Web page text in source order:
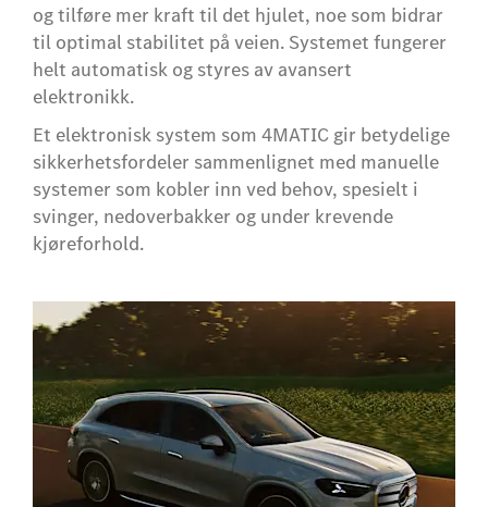
og tilføre mer kraft til det hjulet, noe som bidrar
til optimal stabilitet på veien. Systemet fungerer
helt automatisk og styres av avansert
elektronikk.
Et elektronisk system som 4MATIC gir betydelige
sikkerhetsfordeler sammenlignet med manuelle
systemer som kobler inn ved behov, spesielt i
svinger, nedoverbakker og under krevende
kjøreforhold.